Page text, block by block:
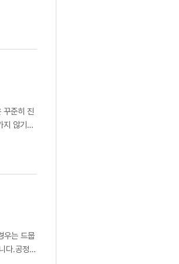
꾸준히 진
지 않기
글을
우는 드뭅
다.공정